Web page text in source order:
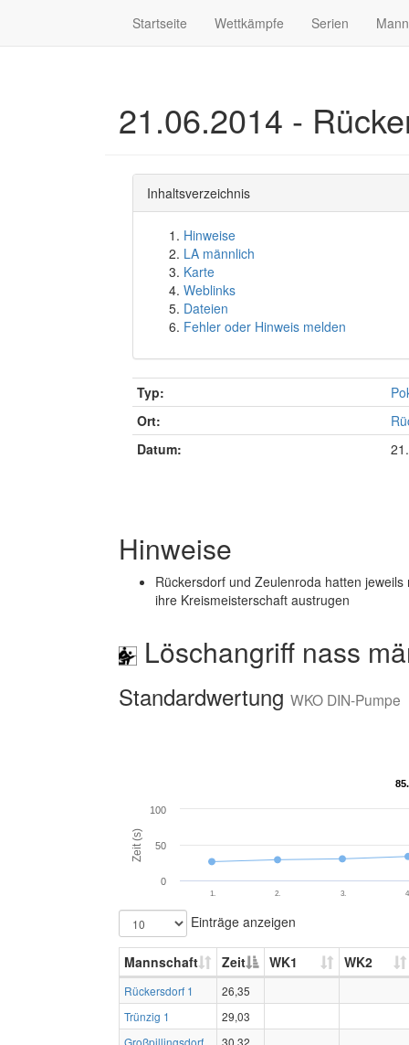
Startseite Wettkämpfe Serien
21.06.2014 -
Inhaltsverzeichnis
Hinweise
LA männlich
Karte
Weblinks
Dateien
Fehler oder Hinweis melden
Typ:
Ort:
Datum:
Hinweise
Rückersdorf und Zeulenroda hatten
ihre Kreismeisterschaft austrugen
Löschangriff nass
Standardwertung WKO DIN-Pumpe
Zeit (s)
1. 2. 3.
0
50
100
Einträge anzeigen
Mannschaft Zeit WK1 WK2
Rückersdorf 1
26,35
Trünzig 1
29,03